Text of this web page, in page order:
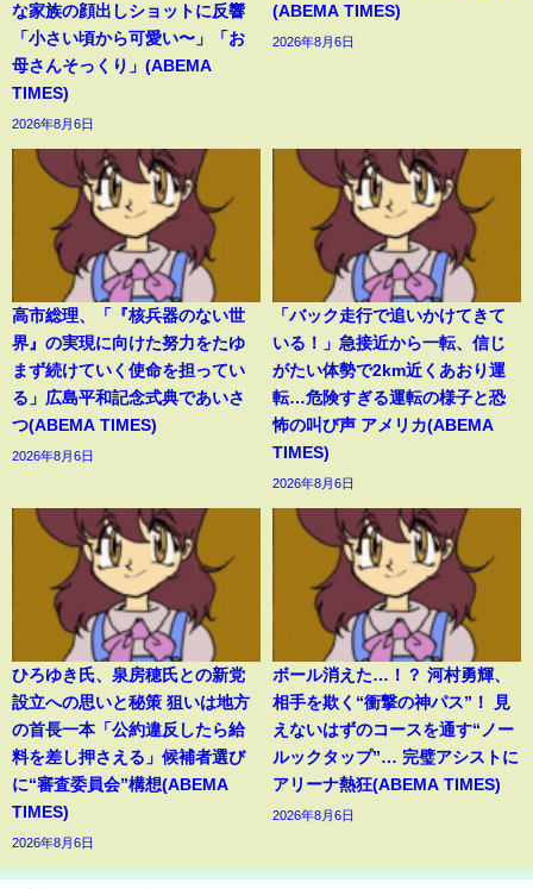
な家族の顔出しショットに反響
「小さい頃から可愛い〜」「お
母さんそっくり」(ABEMA
TIMES)
2026年8月6日
(ABEMA TIMES)
2026年8月6日
高市総理、「『核兵器のない世
界』の実現に向けた努力をたゆ
まず続けていく使命を担ってい
る」広島平和記念式典であいさ
つ(ABEMA TIMES)
2026年8月6日
「バック走行で追いかけてきて
いる！」急接近から一転、信じ
がたい体勢で2km近くあおり運
転…危険すぎる運転の様子と恐
怖の叫び声 アメリカ(ABEMA
TIMES)
2026年8月6日
ひろゆき氏、泉房穂氏との新党
設立への思いと秘策 狙いは地方
の首長一本「公約違反したら給
料を差し押さえる」候補者選び
に“審査委員会”構想(ABEMA
TIMES)
2026年8月6日
ボール消えた…！？ 河村勇輝、
相手を欺く“衝撃の神パス”！ 見
えないはずのコースを通す“ノー
ルックタップ”… 完璧アシストに
アリーナ熱狂(ABEMA TIMES)
2026年8月6日